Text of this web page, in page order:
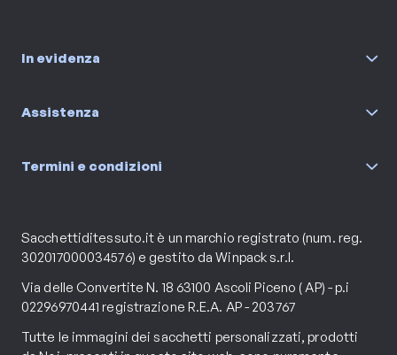
In evidenza
Assistenza
Termini e condizioni
Sacchettiditessuto.it è un marchio registrato (num. reg.
302017000034576) e gestito da Winpack s.r.l.
Via delle Convertite N. 18 63100 Ascoli Piceno ( AP) - p.i
02296970441 registrazione R.E.A. AP - 203767
Tutte le immagini dei sacchetti personalizzati, prodotti